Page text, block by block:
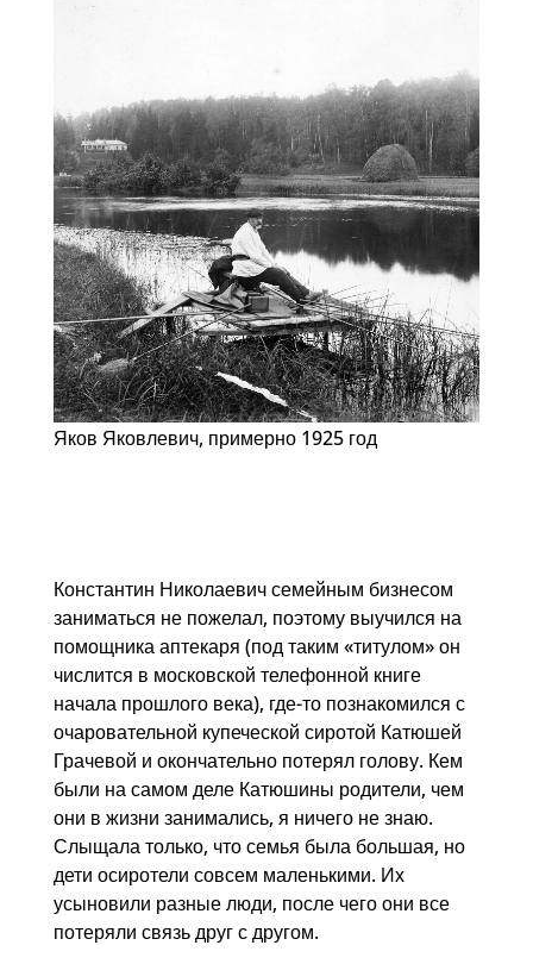
Яков Яковлевич, примерно 1925 год
Константин Николаевич семейным бизнесом
заниматься не пожелал, поэтому выучился на
помощника аптекаря (под таким «титулом» он
числится в московской телефонной книге
начала прошлого века), где-то познакомился с
очаровательной купеческой сиротой Катюшей
Грачевой и окончательно потерял голову. Кем
были на самом деле Катюшины родители, чем
они в жизни занимались, я ничего не знаю.
Слыщала только, что семья была большая, но
дети осиротели совсем маленькими. Их
усыновили разные люди, после чего они все
потеряли связь друг с другом.